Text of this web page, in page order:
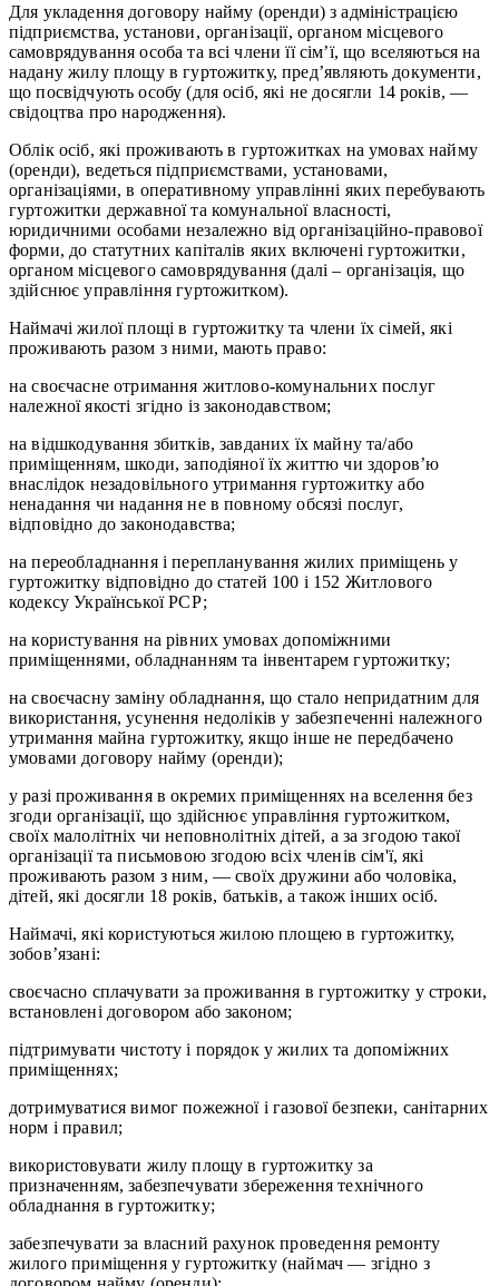
Для укладення договору найму (оренди) з адміністрацією
підприємства, установи, організації, органом місцевого
самоврядування особа та всі члени її сім’ї, що вселяються на
надану жилу площу в гуртожитку, пред’являють документи,
що посвідчують особу (для осіб, які не досягли 14 років, —
свідоцтва про народження).
Облік осіб, які проживають в гуртожитках на умовах найму
(оренди), ведеться підприємствами, установами,
організаціями, в оперативному управлінні яких перебувають
гуртожитки державної та комунальної власності,
юридичними особами незалежно від організаційно-правової
форми, до статутних капіталів яких включені гуртожитки,
органом місцевого самоврядування (далі – організація, що
здійснює управління гуртожитком).
Наймачі жилої площі в гуртожитку та члени їх сімей, які
проживають разом з ними, мають право:
на своєчасне отримання житлово-комунальних послуг
належної якості згідно із законодавством;
на відшкодування збитків, завданих їх майну та/або
приміщенням, шкоди, заподіяної їх життю чи здоров’ю
внаслідок незадовільного утримання гуртожитку або
ненадання чи надання не в повному обсязі послуг,
відповідно до законодавства;
на переобладнання і перепланування жилих приміщень у
гуртожитку відповідно до статей 100 і 152 Житлового
кодексу Української РСР;
на користування на рівних умовах допоміжними
приміщеннями, обладнанням та інвентарем гуртожитку;
на своєчасну заміну обладнання, що стало непридатним для
використання, усунення недоліків у забезпеченні належного
утримання майна гуртожитку, якщо інше не передбачено
умовами договору найму (оренди);
у разі проживання в окремих приміщеннях на вселення без
згоди організації, що здійснює управління гуртожитком,
своїх малолітніх чи неповнолітніх дітей, а за згодою такої
організації та письмовою згодою всіх членів сім'ї, які
проживають разом з ним, — своїх дружини або чоловіка,
дітей, які досягли 18 років, батьків, а також інших осіб.
Наймачі, які користуються жилою площею в гуртожитку,
зобов’язані:
своєчасно сплачувати за проживання в гуртожитку у строки,
встановлені договором або законом;
підтримувати чистоту і порядок у жилих та допоміжних
приміщеннях;
дотримуватися вимог пожежної і газової безпеки, санітарних
норм і правил;
використовувати жилу площу в гуртожитку за
призначенням, забезпечувати збереження технічного
обладнання в гуртожитку;
забезпечувати за власний рахунок проведення ремонту
жилого приміщення у гуртожитку (наймач — згідно з